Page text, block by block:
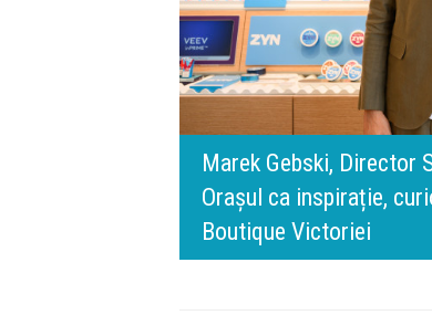
140 de ani de
timpului” este să
de oameni, siguranță și